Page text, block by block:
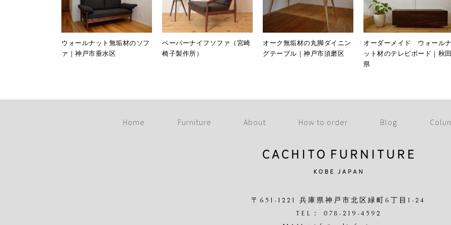
ウォールナット無垢材のソフ
ァ｜神戸市垂水区
ペーパーナイフソファ（宮崎
椅子製作所）
オーク無垢材の丸脚ダイニン
グテーブル｜神戸市須磨区
オーダーメイド ウォールナ
ット材のテレビボード｜秋田
県
Home Furniture About How to order Blog
〒651-1221 兵庫県神戸市北区緑町6丁目1-24
TEL： 078-219-4592